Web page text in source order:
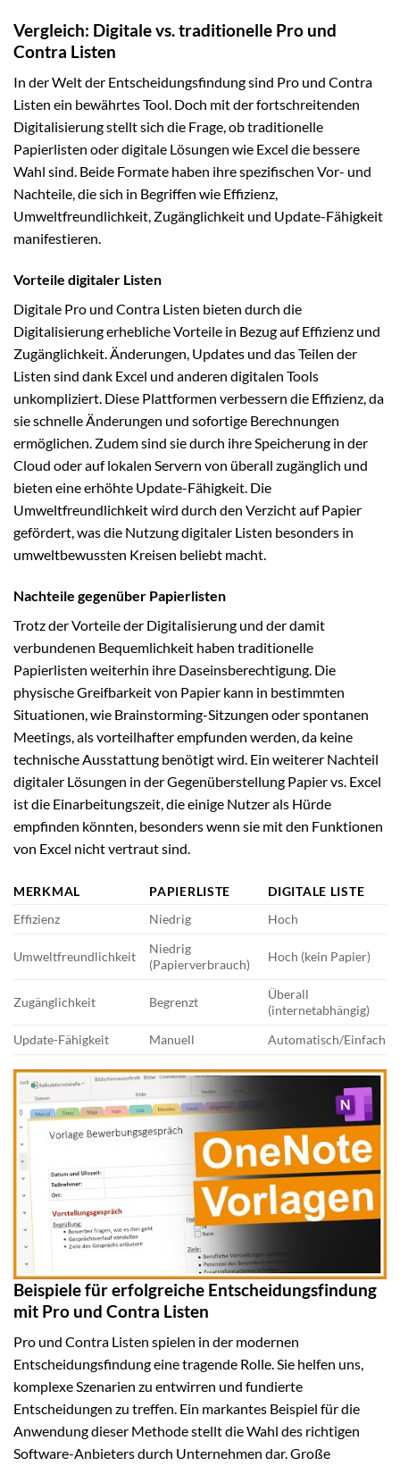
Vergleich: Digitale vs. traditionelle Pro und
Contra Listen
In der Welt der Entscheidungsfindung sind Pro und Contra
Listen ein bewährtes Tool. Doch mit der fortschreitenden
Digitalisierung stellt sich die Frage, ob traditionelle
Papierlisten oder digitale Lösungen wie Excel die bessere
Wahl sind. Beide Formate haben ihre spezifischen Vor- und
Nachteile, die sich in Begriffen wie Effizienz,
Umweltfreundlichkeit, Zugänglichkeit und Update-Fähigkeit
manifestieren.
Vorteile digitaler Listen
Digitale Pro und Contra Listen bieten durch die
Digitalisierung erhebliche Vorteile in Bezug auf Effizienz und
Zugänglichkeit. Änderungen, Updates und das Teilen der
Listen sind dank Excel und anderen digitalen Tools
unkompliziert. Diese Plattformen verbessern die Effizienz, da
sie schnelle Änderungen und sofortige Berechnungen
ermöglichen. Zudem sind sie durch ihre Speicherung in der
Cloud oder auf lokalen Servern von überall zugänglich und
bieten eine erhöhte Update-Fähigkeit. Die
Umweltfreundlichkeit wird durch den Verzicht auf Papier
gefördert, was die Nutzung digitaler Listen besonders in
umweltbewussten Kreisen beliebt macht.
Nachteile gegenüber Papierlisten
Trotz der Vorteile der Digitalisierung und der damit
verbundenen Bequemlichkeit haben traditionelle
Papierlisten weiterhin ihre Daseinsberechtigung. Die
physische Greifbarkeit von Papier kann in bestimmten
Situationen, wie Brainstorming-Sitzungen oder spontanen
Meetings, als vorteilhafter empfunden werden, da keine
technische Ausstattung benötigt wird. Ein weiterer Nachteil
digitaler Lösungen in der Gegenüberstellung Papier vs. Excel
ist die Einarbeitungszeit, die einige Nutzer als Hürde
empfinden könnten, besonders wenn sie mit den Funktionen
von Excel nicht vertraut sind.
MERKMAL PAPIERLISTE
DIGITALE LISTE
Effizienz
Niedrig Hoch
Umweltfreundlichkeit
Niedrig
(Papierverbrauch)
Hoch (kein Papier)
Zugänglichkeit Begrenzt
Überall
(internetabhängig)
Update-Fähigkeit
Manuell Automatisch/Einfach
Beispiele für erfolgreiche Entscheidungsfindung
mit Pro und Contra Listen
Pro und Contra Listen spielen in der modernen
Entscheidungsfindung eine tragende Rolle. Sie helfen uns,
komplexe Szenarien zu entwirren und fundierte
Entscheidungen zu treffen. Ein markantes Beispiel für die
Anwendung dieser Methode stellt die Wahl des richtigen
Software-Anbieters durch Unternehmen dar. Große